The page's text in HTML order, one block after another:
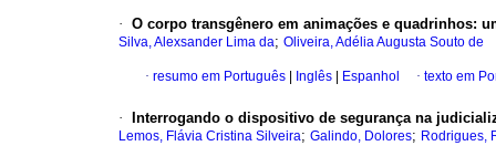
· O corpo transgênero em animações e quadrinhos:
Silva, Alexsander Lima da; Oliveira, Adélia Augusta Souto de
· resumo em Português Inglês Espanhol · texto em
· Interrogando o dispositivo de segurança na
Lemos, Flávia Cristina Silveira; Galindo, Dolores; Rodrigues,